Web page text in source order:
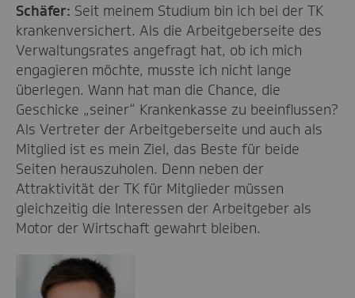
Schäfer: Seit meinem Studium bin ich bei der TK
krankenversichert. Als die Arbeitgeberseite des
Verwaltungsrates angefragt hat, ob ich mich
engagieren möchte, musste ich nicht lange
überlegen. Wann hat man die Chance, die
Geschicke „seiner“ Krankenkasse zu beeinflussen?
Als Vertreter der Arbeitgeberseite und auch als
Mitglied ist es mein Ziel, das Beste für beide
Seiten herauszuholen. Denn neben der
Attraktivität der TK für Mitglieder müssen
gleichzeitig die Interessen der Arbeitgeber als
Motor der Wirtschaft gewahrt bleiben.